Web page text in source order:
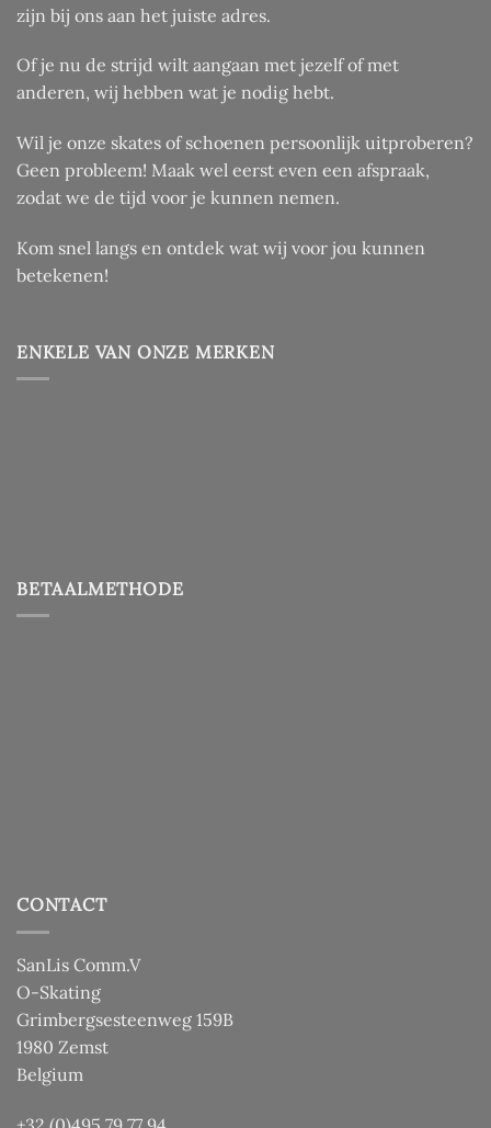
zijn bij ons aan het juiste adres.
Of je nu de strijd wilt aangaan met jezelf of met
anderen, wij hebben wat je nodig hebt.
Wil je onze skates of schoenen persoonlijk uitproberen?
Geen probleem! Maak wel eerst even een afspraak,
zodat we de tijd voor je kunnen nemen.
Kom snel langs en ontdek wat wij voor jou kunnen
betekenen!
ENKELE VAN ONZE MERKEN
BETAALMETHODE
CONTACT
SanLis Comm.V
O-Skating
Grimbergsesteenweg 159B
1980 Zemst
Belgium